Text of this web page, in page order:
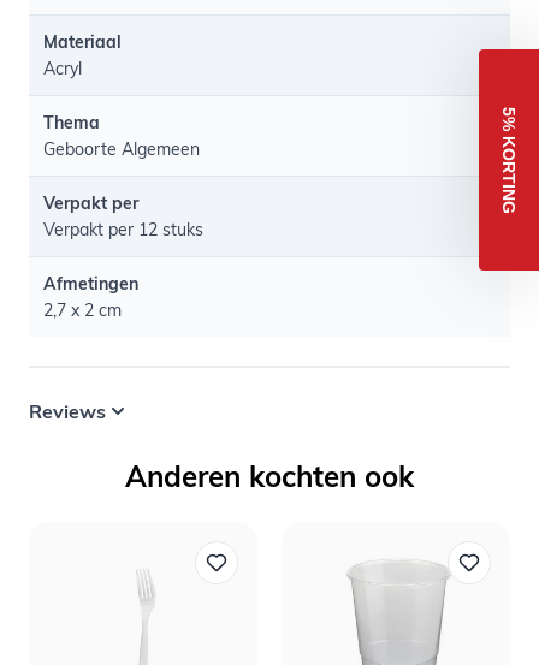
Materiaal
Acryl
Thema
Geboorte Algemeen
Verpakt per
Verpakt per 12 stuks
Afmetingen
2,7 x 2 cm
Reviews
Anderen kochten ook
5% KORTING